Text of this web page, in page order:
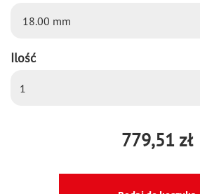
Ilość
779,51 zł